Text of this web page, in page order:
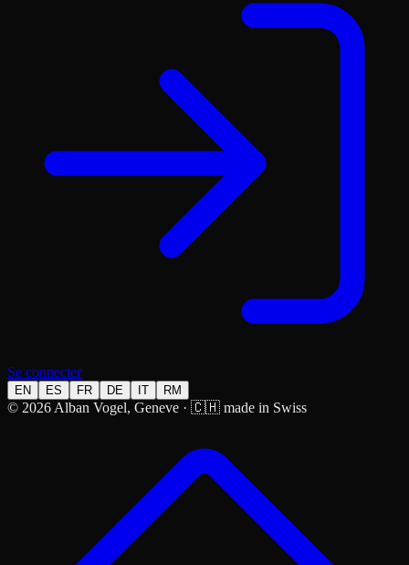
Se connecter
EN ES FR DE IT RM
© 2026 Alban Vogel, Geneve · 🇨🇭 made in Swiss